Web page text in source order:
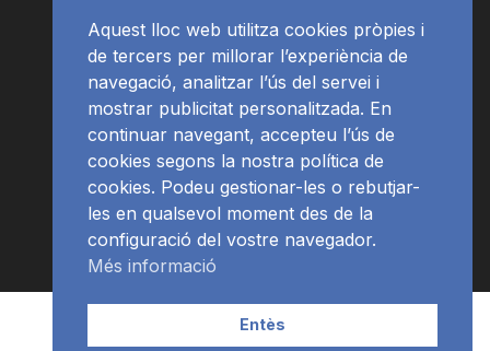
APP Programació
Aquest lloc web utilitza cookies pròpies i
de tercers per millorar l’experiència de
navegació, analitzar l’ús del servei i
mostrar publicitat personalitzada. En
continuar navegant, accepteu l’ús de
cookies segons la nostra política de
cookies. Podeu gestionar-les o rebutjar-
les en qualsevol moment des de la
configuració del vostre navegador.
Més informació
Entès